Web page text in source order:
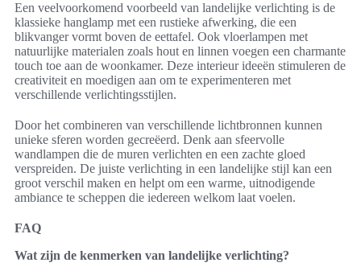
Een veelvoorkomend voorbeeld van landelijke verlichting is de
klassieke hanglamp met een rustieke afwerking, die een
blikvanger vormt boven de eettafel. Ook vloerlampen met
natuurlijke materialen zoals hout en linnen voegen een charmante
touch toe aan de woonkamer. Deze interieur ideeën stimuleren de
creativiteit en moedigen aan om te experimenteren met
verschillende verlichtingsstijlen.
Door het combineren van verschillende lichtbronnen kunnen
unieke sferen worden gecreëerd. Denk aan sfeervolle
wandlampen die de muren verlichten en een zachte gloed
verspreiden. De juiste verlichting in een landelijke stijl kan een
groot verschil maken en helpt om een warme, uitnodigende
ambiance te scheppen die iedereen welkom laat voelen.
FAQ
Wat zijn de kenmerken van landelijke verlichting?